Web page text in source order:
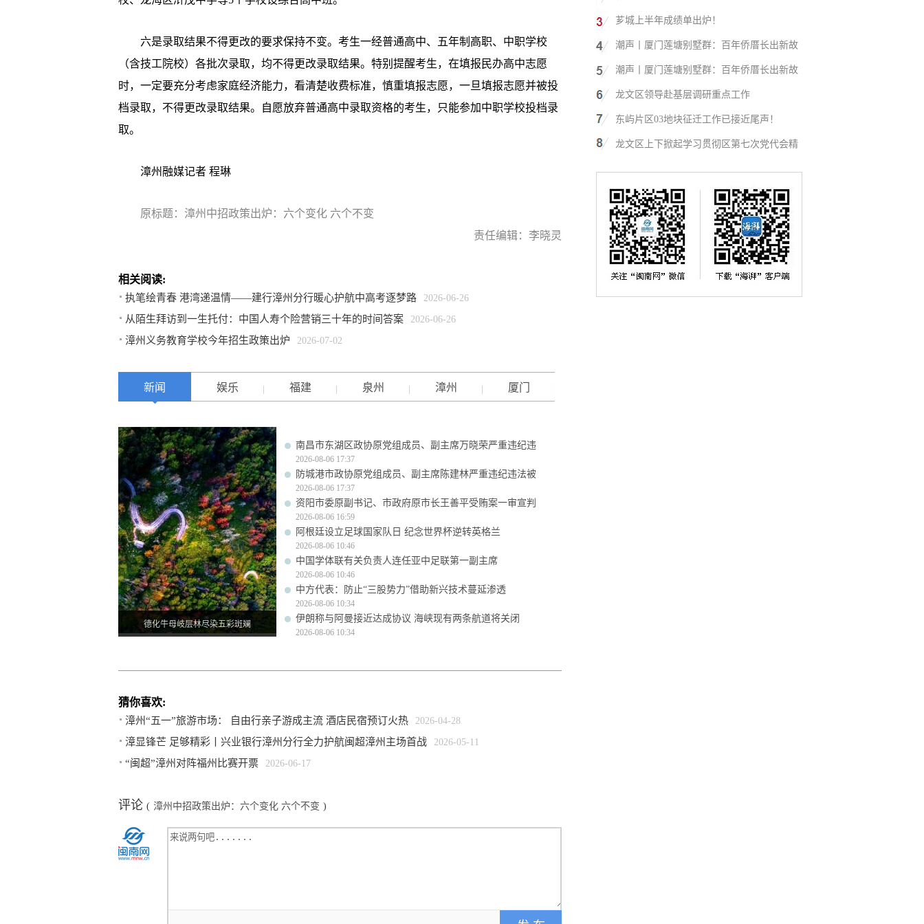
六是录取结果不得更改的要求保持不变。考生一经普通高中、五年制高职、中职学校
（含技工院校）各批次录取，均不得更改录取结果。特别提醒考生，在填报民办高中志愿
时，一定要充分考虑家庭经济能力，看清楚收费标准，慎重填报志愿，一旦填报志愿并被投
档录取，不得更改录取结果。自愿放弃普通高中录取资格的考生，只能参加中职学校投档录
取。
漳州融媒记者 程琳
原标题：漳州中招政策出炉：六个变化 六个不变
责任编辑：李晓灵
相关阅读:
执笔绘青春 港湾递温情——建行漳州分行暖心护航中高考逐梦路 2026-06-26
从陌生拜访到一生托付：中国人寿个险营销三十年的时间答案 2026-06-26
漳州义务教育学校今年招生政策出炉 2026-07-02
新闻 娱乐 福建 泉州 漳州 厦门
德化牛母岐层林尽染五彩斑斓
南昌市东湖区政协原党组成员、副主席万晓荣严重违纪违
2026-08-06 17:37
防城港市政协原党组成员、副主席陈建林严重违纪违法被
2026-08-06 17:37
资阳市委原副书记、市政府原市长王善平受贿案一审宣判
2026-08-06 16:59
阿根廷设立足球国家队日 纪念世界杯逆转英格兰
2026-08-06 10:46
中国学体联有关负责人连任亚中足联第一副主席
2026-08-06 10:46
中方代表：防止“三股势力”借助新兴技术蔓延渗透
2026-08-06 10:34
伊朗称与阿曼接近达成协议 海峡现有两条航道将关闭
2026-08-06 10:34
猜你喜欢:
漳州“五一”旅游市场： 自由行亲子游成主流 酒店民宿预订火热 2026-04-28
漳显锋芒 足够精彩丨兴业银行漳州分行全力护航闽超漳州主场首战 2026-05-11
“闽超”漳州对阵福州比赛开票 2026-06-17
评论 ( 漳州中招政策出炉：六个变化 六个不变 )
芗城上半年成绩单出炉！
潮声丨厦门莲塘别墅群：百年侨厝长出新故
潮声丨厦门莲塘别墅群：百年侨厝长出新故
龙文区领导赴基层调研重点工作
东屿片区03地块征迁工作已接近尾声！
龙文区上下掀起学习贯彻区第七次党代会精